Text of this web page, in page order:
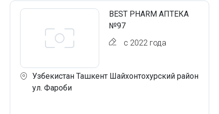
BEST PHARM АПТЕКА
№97
с 2022 года
Узбекистан Ташкент Шайхонтохурский район
ул. Фароби